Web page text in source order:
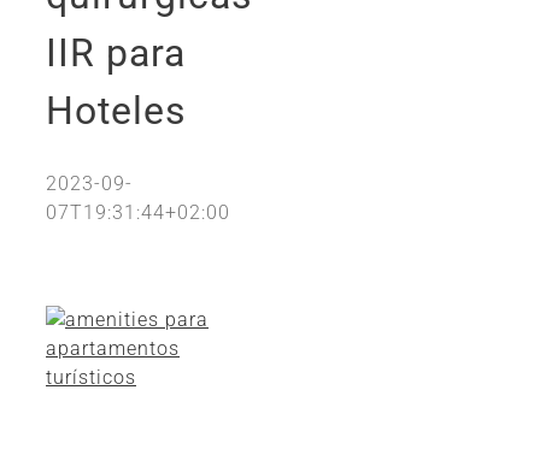
IIR para
Hoteles
2023-09-
07T19:31:44+02:00